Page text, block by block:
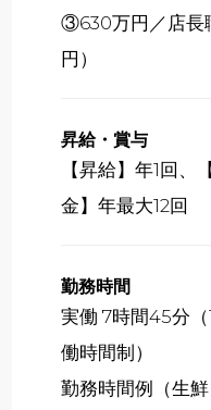
③630万円／店長
円）
昇給・賞与
【昇給】年1回
金】年最大12回
勤務時間
実働 7時間45分
働時間制）
勤務時間例（生